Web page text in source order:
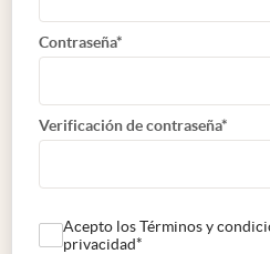
Contraseña*
Verificación de contraseña*
Acepto los Términos y
privacidad*